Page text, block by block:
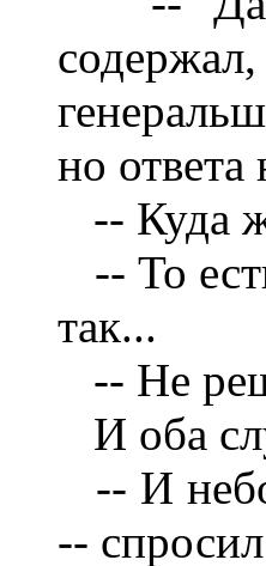
но
-- Куда
-- То
так...
-- Не
И оба
-- И
--